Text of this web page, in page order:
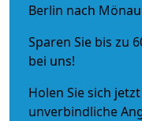
Berlin nach
Sparen Sie bis zu
bei uns!
Holen Sie sich
unverbindliche